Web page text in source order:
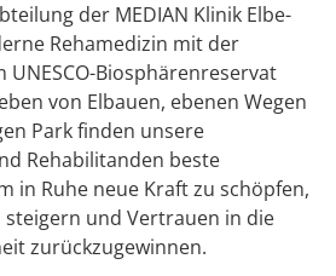
der MEDIAN Klinik Elbe-
Rehamedizin mit der
UNESCO-Biosphärenreservat
von Elbauen, ebenen Wegen
Park finden unsere
Rehabilitanden beste
in Ruhe neue Kraft zu schöpfen,
und Vertrauen in die
zurückzugewinnen.